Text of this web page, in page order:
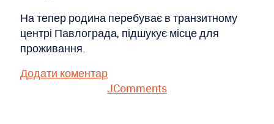
На тепер родина перебуває в транзитному
центрі Павлограда, підшукує місце для
проживання.
Додати коментар
JComments